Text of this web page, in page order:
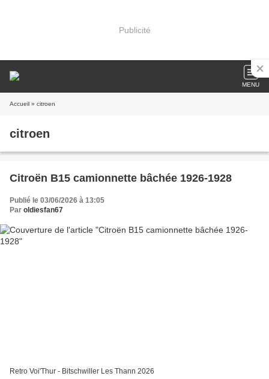
Publicité
MENU
Accueil » citroen
citroen
Citroën B15 camionnette bâchée 1926-1928
Publié le 03/06/2026 à 13:05
Par oldiesfan67
Retro Voi'Thur - Bitschwiller Les Thann 2026